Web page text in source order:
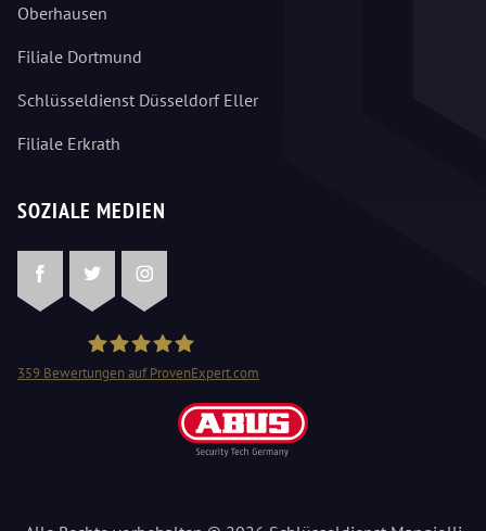
Oberhausen
Filiale Dortmund
Schlüsseldienst Düsseldorf Eller
Filiale Erkrath
SOZIALE MEDIEN
FacebookTwitterInstagram
Schlüsseldienst Mangjolli
359 Bewertungen auf ProvenExpert.com